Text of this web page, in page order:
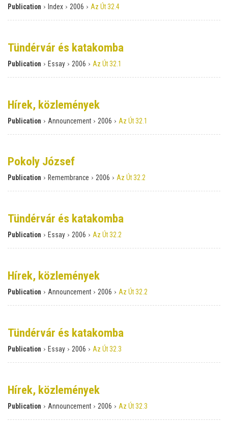
Publication › Index › 2006 › Az Út 32.4
Tündérvár és katakomba
Publication › Essay › 2006 › Az Út 32.1
Hírek, közlemények
Publication › Announcement › 2006 › Az Út 32.1
Pokoly József
Publication › Remembrance › 2006 › Az Út 32.2
Tündérvár és katakomba
Publication › Essay › 2006 › Az Út 32.2
Hírek, közlemények
Publication › Announcement › 2006 › Az Út 32.2
Tündérvár és katakomba
Publication › Essay › 2006 › Az Út 32.3
Hírek, közlemények
Publication › Announcement › 2006 › Az Út 32.3